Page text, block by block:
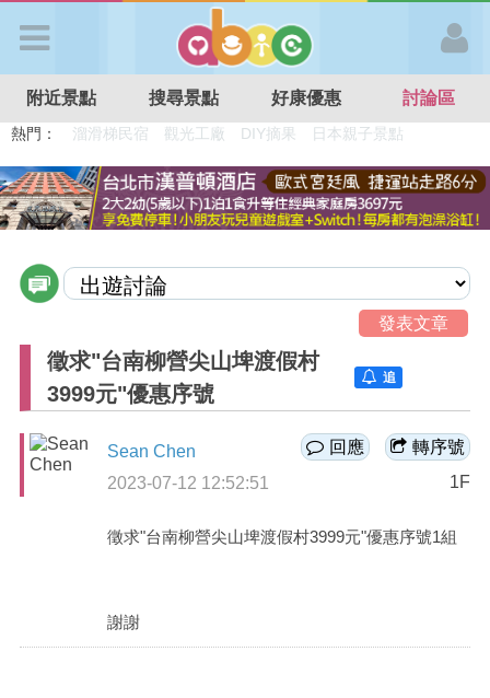
APP登入
首 頁
最新消息
最新留言
商家合作
附近景點 搜尋景點 好康優惠 討論區
熱門： 溜滑梯民宿 觀光工廠 DIY摘果
日本親子景點
發表文章
徵求"台南柳營尖山埤渡假村
3999元"優惠序號
追
Sean Chen
2023-07-12 12:52:51
1F
回應 轉序號
徵求"台南柳營尖山埤渡假村3999元"優惠序號1組
謝謝